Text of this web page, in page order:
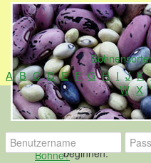
A B C D E F G H I J K
W X
Alles
Bohne?
Hier sind alle
beginnen.